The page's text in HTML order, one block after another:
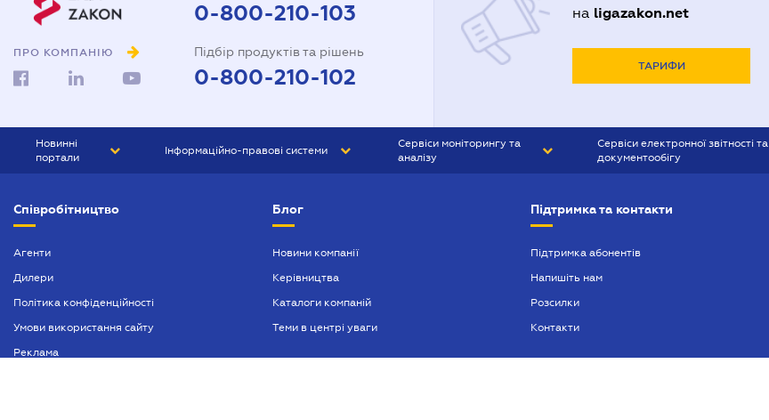
ПРО КОМПАНІЮ
0-800-210-103
Підбір продуктів та рішень
0-800-210-102
на ligazakon.net
ТАРИФИ
Новинні
портали
БІЗНЕС
Інформаційно-правові системи
БУХГАЛТЕР ПРОФ
Сервіси моніторингу та
аналізу
Сервіси електронної звітності та
документообігу
Співробітництво
Агенти
Дилери
Політика конфіденційності
Умови використання сайту
Реклама
Блог
Новини компанії
Керівництва
Каталоги компаній
Теми в центрі уваги
Підтримка та контакти
Підтримка абонентів
Напишіть нам
Розсилки
Контакти